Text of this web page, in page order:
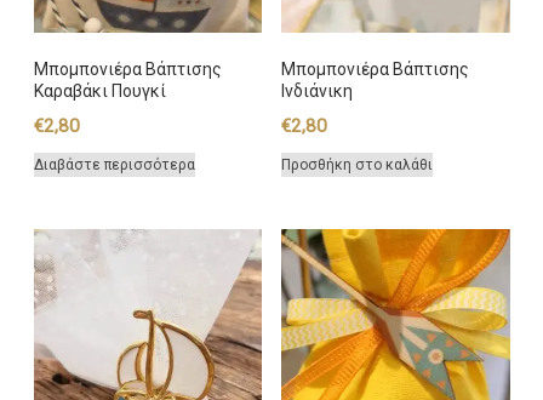
Μπομπονιέρα Βάπτισης
Καραβάκι Πουγκί
€2,80
Διαβάστε περισσότερα
Μπομπονιέρα Βάπτισης
Ινδιάνικη
€2,80
Προσθήκη στο καλάθι